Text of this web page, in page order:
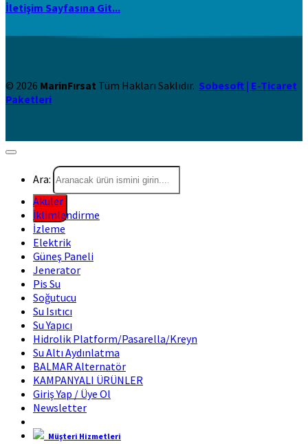
İletişim Sayfasına Git...
© 2026 MarinFırsat Tüm Hakları Saklıdır. Sobesoft | E-Ticaret
Paketleri
Ara:
Aküler
İklimlendirme
İzleme
Elektrik
Güneş Paneli
Jenerator
Pis Su
Soğutucu
Su Isıtıcı
Su Yapıcı
Hidrolik Platform/Pasarella/Kreyn
Su Altı Aydınlatma
BALMAR Alternatör
KAMPANYALI ÜRÜNLER
Giriş Yap / Üye Ol
Newsletter
Müşteri Hizmetleri